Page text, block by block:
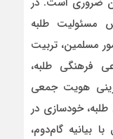
مسئولیت طلبه
مسلمین، تربیت
فرهنگی طلبه،
هویت جمعی
خودسازی در
بیانیه گام‌دوم،